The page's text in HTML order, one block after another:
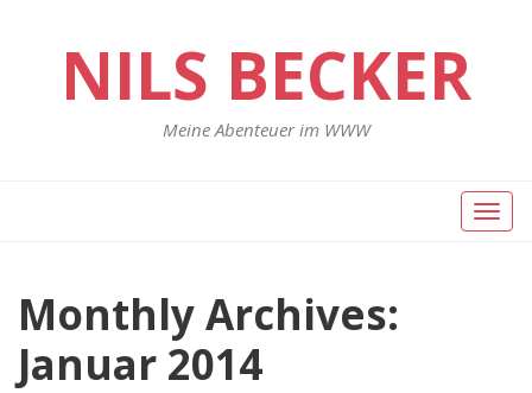
NILS BECKER
Meine Abenteuer im WWW
Toggle
Monthly Archives:
Januar 2014